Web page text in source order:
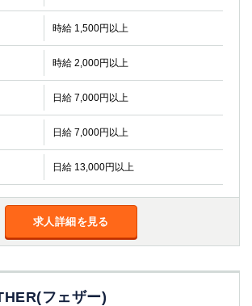
時給 1,500円以上
時給 2,000円以上
日給 7,000円以上
日給 7,000円以上
日給 13,000円以上
求人詳細を見る
フェザー)